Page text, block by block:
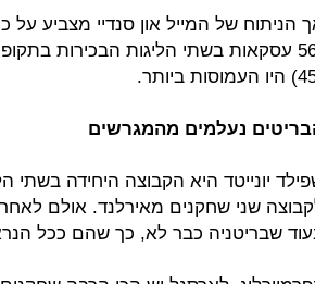
הניתוח של המייל און סנדיי מצביע על
נעלמים מהמגרשים
יונייטד היא הקבוצה היחידה בשתי
שני שחקנים מאירלנד. אולם
שבריטניה כבר לא, כך שהם ככל